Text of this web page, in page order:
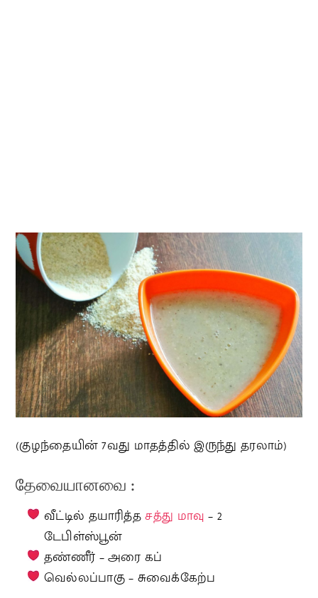
(குழந்தையின் 7வது மாதத்தில் இருந்து தரலாம்)
தேவையானவை :
வீட்டில் தயாரித்தசத்து மாவு – 2
டேபிள்ஸ்பூன்
தண்ணீர் – அரை கப்
வெல்லப்பாகு – சுவைக்கேற்ப